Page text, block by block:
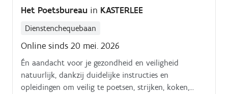
Het Poetsbureau in KASTERLEE
Dienstenchequebaan
Online sinds 20 mei. 2026
Én aandacht voor je gezondheid en veiligheid
natuurlijk, dankzij duidelijke instructies en
opleidingen om veilig te poetsen, strijken, koken,